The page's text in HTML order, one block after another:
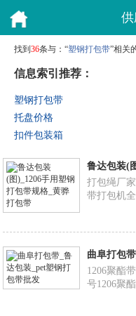
找到 36条与：“塑钢打包带”相关
信息索引推荐：
塑钢打包带
托盘价格
扣件包装箱
鲁达包装(
打包带
打包绳厂
带打包机
曲阜打包
1206聚酯
号1206聚